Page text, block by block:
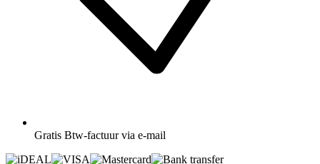
Gratis Btw-factuur via e-mail